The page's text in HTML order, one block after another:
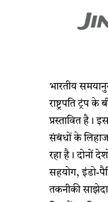
भारतीय
राष्ट्रपति ट्रंप
प्रस्तावित है।
संबंधों के
रहा है। दोनों
सहयोग, इंडो-
तकनीकी